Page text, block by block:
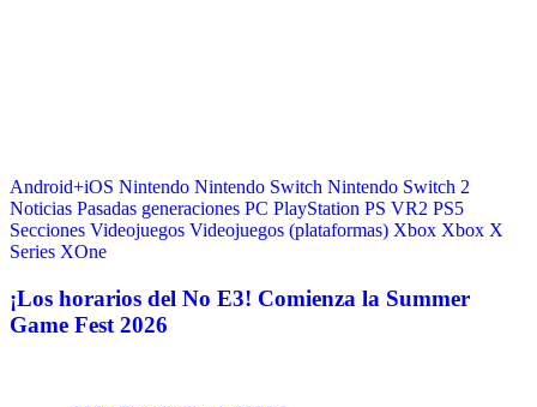
Android+iOS Nintendo Nintendo Switch Nintendo Switch 2
Noticias Pasadas generaciones PC PlayStation PS VR2 PS5
Secciones Videojuegos Videojuegos (plataformas) Xbox Xbox X
Series XOne
¡Los horarios del No E3! Comienza la Summer
Game Fest 2026